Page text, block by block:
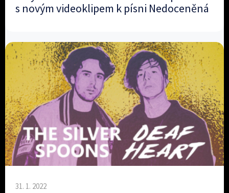
s novým videoklipem k písni Nedoceněná
31. 1. 2022